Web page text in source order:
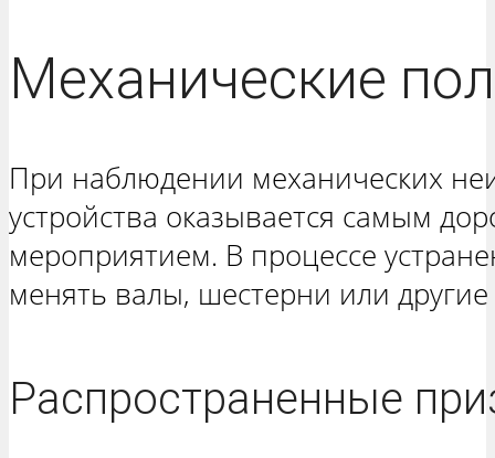
Механические
При наблюдении механических
устройства оказывается самым
мероприятием. В процессе
менять валы, шестерни или
Распространенные